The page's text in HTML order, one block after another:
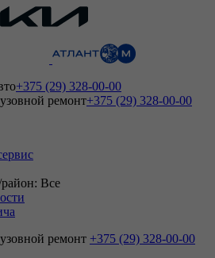
+375 (29) 328-00-00
ремонт+375 (29) 328-00-00
Все
ремонт +375 (29) 328-00-00